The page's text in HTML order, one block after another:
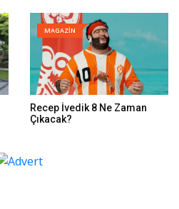
MAGAZİN
Recep İvedik 8 Ne Zaman
Çıkacak?